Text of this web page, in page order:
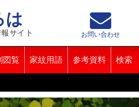
は
サイト
図覧 家紋用語 参考資料 検索
お問い合わせ